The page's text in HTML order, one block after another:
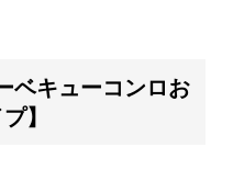
ベキューコンロお
】